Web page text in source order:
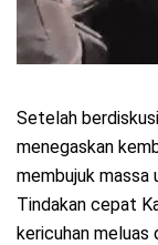
Setelah
menegaskan
membujuk massa
Tindakan cepat
kericuhan meluas